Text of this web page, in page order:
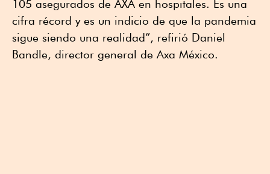
105 asegurados de AXA en hospitales. Es una
cifra récord y es un indicio de que la pandemia
sigue siendo una realidad”, refirió Daniel
Bandle, director general de Axa México.